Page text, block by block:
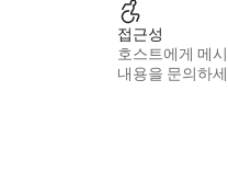
접근성
호스트에게 메
내용을 문의하